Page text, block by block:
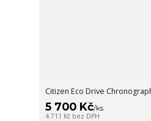
Citizen Eco Drive
5 700 Kč/ks
4 711 Kč bez DPH